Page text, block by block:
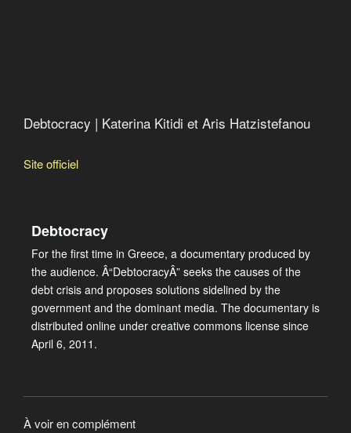
Debtocracy | Katerina Kitidi et Aris Hatzistefanou
Site officiel
Debtocracy
For the first time in Greece, a documentary produced by
the audience. Â“DebtocracyÂ” seeks the causes of the
debt crisis and proposes solutions sidelined by the
government and the dominant media. The documentary is
distributed online under creative commons license since
April 6, 2011.
À voir en complément